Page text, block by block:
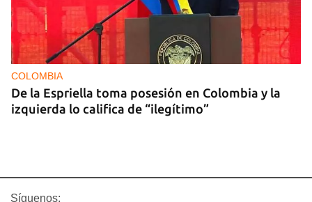
COLOMBIA
De la Espriella toma posesión en Colombia y la
izquierda lo califica de “ilegítimo”
Síguenos: